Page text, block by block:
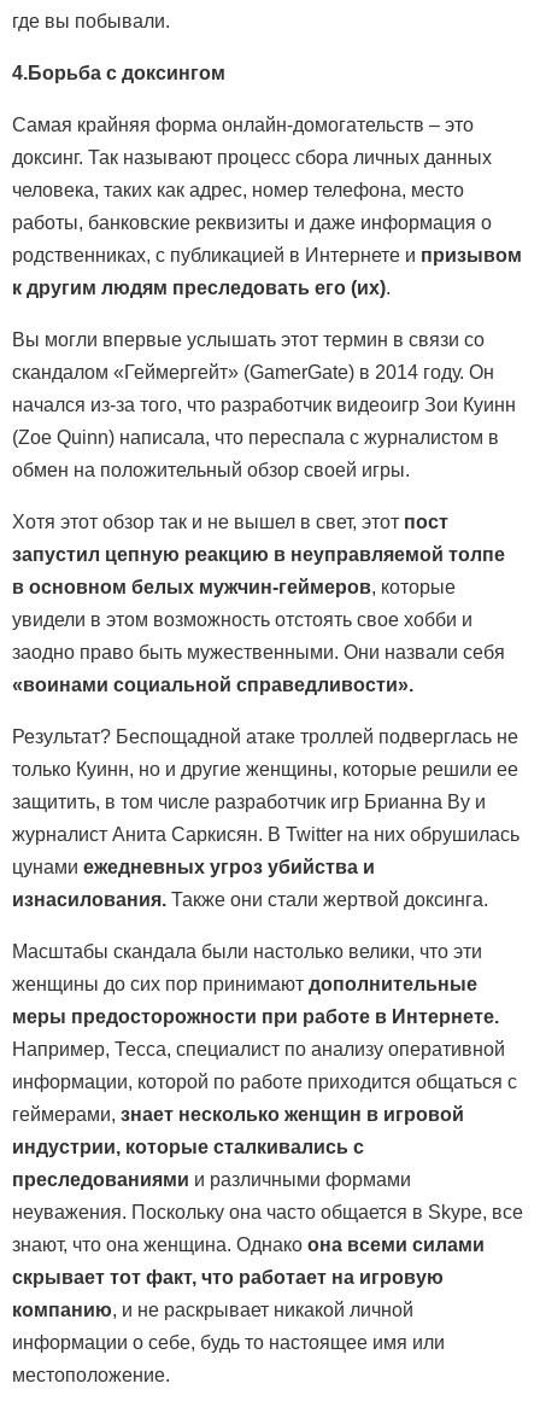
где вы побывали.
4.Борьба с доксингом
Самая крайняя форма онлайн-домогательств – это
доксинг. Так называют процесс сбора личных данных
человека, таких как адрес, номер телефона, место
работы, банковские реквизиты и даже информация о
родственниках, с публикацией в Интернете и призывом
к другим людям преследовать его (их).
Вы могли впервые услышать этот термин в связи со
скандалом «Геймергейт» (GamerGate) в 2014 году. Он
начался из-за того, что разработчик видеоигр Зои Куинн
(Zoe Quinn) написала, что переспала с журналистом в
обмен на положительный обзор своей игры.
Хотя этот обзор так и не вышел в свет, этот пост
запустил цепную реакцию в неуправляемой толпе
в основном белых мужчин-геймеров, которые
увидели в этом возможность отстоять свое хобби и
заодно право быть мужественными. Они назвали себя
«воинами социальной справедливости».
Результат? Беспощадной атаке троллей подверглась не
только Куинн, но и другие женщины, которые решили ее
защитить, в том числе разработчик игр Брианна Ву и
журналист Анита Саркисян. В Twitter на них обрушилась
цунами ежедневных угроз убийства и
изнасилования. Также они стали жертвой доксинга.
Масштабы скандала были настолько велики, что эти
женщины до сих пор принимают дополнительные
меры предосторожности при работе в Интернете.
Например, Тесса, специалист по анализу оперативной
информации, которой по работе приходится общаться с
геймерами, знает несколько женщин в игровой
индустрии, которые сталкивались с
преследованиями и различными формами
неуважения. Поскольку она часто общается в Skype, все
знают, что она женщина. Однако она всеми силами
скрывает тот факт, что работает на игровую
компанию, и не раскрывает никакой личной
информации о себе, будь то настоящее имя или
местоположение.